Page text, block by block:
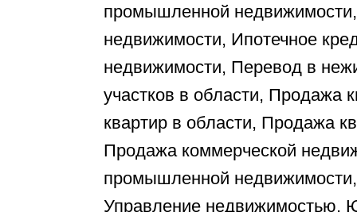
промышленной
недвижимости, Ипотечное
недвижимости, Перевод в
участков в области, Продажа
квартир в области, Продажа
Продажа коммерческой
промышленной
Управление недвижимостью,